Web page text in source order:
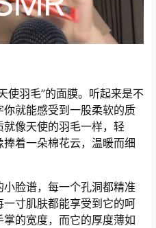
使羽毛”的面膜。听起来是不
就能感受到一股柔软的质
像天使的羽毛一样，轻
着一朵棉花云，温暖而细
脸谱，每一个孔洞都精准
寸肌肤都能享受到它的呵
的宽度，而它的厚度薄如